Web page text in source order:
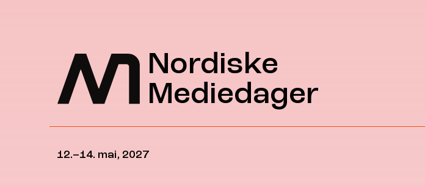
Nordiske
Mediedager
12.–14. mai, 2027